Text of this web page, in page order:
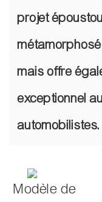
projet
mais offre
exceptionnel
automobilistes.
Modèle de